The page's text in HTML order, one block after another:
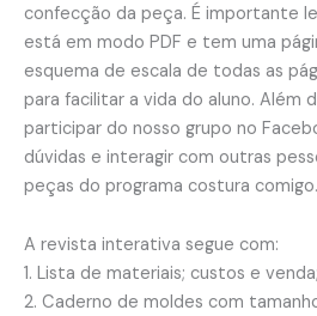
confecção da peça. É importante
está em modo PDF e tem uma
esquema de escala de todas as
para facilitar a vida do aluno. Além
participar do nosso grupo no
dúvidas e interagir com outras
peças do programa costura comigo.
A revista interativa segue com:
1. Lista de materiais; custos e venda;
2. Caderno de moldes com